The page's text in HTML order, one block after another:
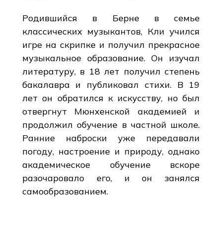
Родившийся в Берне в семье
классических музыкантов, Кли учился
игре на скрипке и получил прекрасное
музыкальное образование. Он изучал
литературу, в 18 лет получил степень
бакалавра и публиковал стихи. В 19
лет он обратился к искусству, но был
отвергнут Мюнхенской академией и
продолжил обучение в частной школе.
Ранние наброски уже передавали
погоду, настроение и природу, однако
академическое обучение вскоре
разочаровало его, и он занялся
самообразованием.